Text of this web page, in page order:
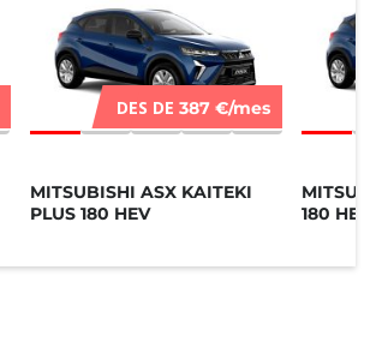
DES DE 387 €/mes
MITSUBISHI ASX KAITEKI
PLUS 180 HEV
180 HEV